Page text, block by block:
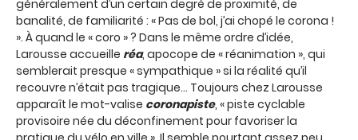
généralement d’un certain degré de proximité, de
banalité, de familiarité : « Pas de bol, j’ai chopé le corona !
». À quand le « coro » ? Dans le même ordre d’idée,
Larousse accueille réa, apocope de « réanimation », qui
semblerait presque « sympathique » si la réalité qu’il
recouvre n’était pas tragique… Toujours chez Larousse
apparaît le mot-valise coronapiste, « piste cyclable
provisoire née du déconfinement pour favoriser la